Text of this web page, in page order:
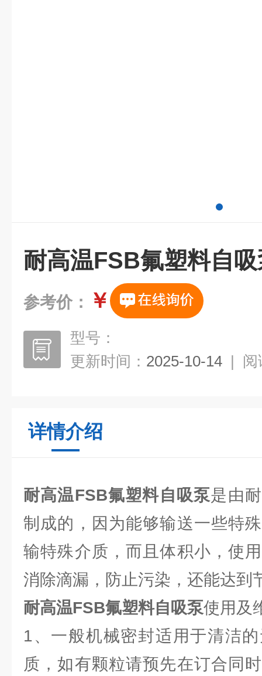
耐高温FSB氟塑料自
参考价： ￥
型号：
更新时间： 2025-10-14 | 阅
详情介绍
耐高温FSB氟塑料自吸泵是由
制成的，因为能够输送一些特
输特殊介质，而且体积小，使
消除滴漏，防止污染，还能达到
耐高温FSB氟塑料自吸泵使用及
1、一般机械密封适用于清洁
质，如有颗粒请预先在订合同